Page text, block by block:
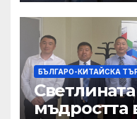
БЪЛГАРО-КИТАЙСКА
мъдростта